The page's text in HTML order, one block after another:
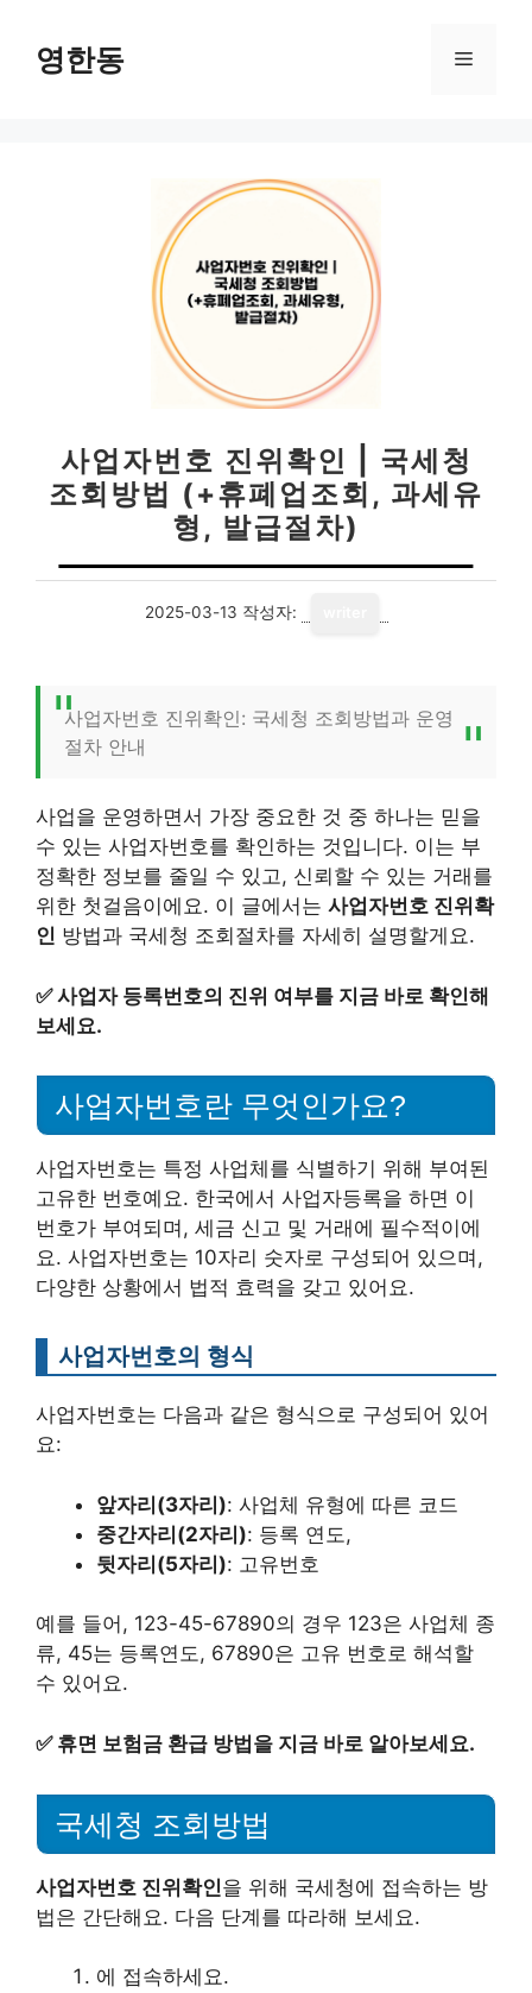
영한동 메
사업자번호 진위확인 | 국세청
조회방법 (+휴폐업조회, 과세유
형, 발급절차)
2025-03-13 작성자:
사업자번호 진위확인: 국세청 조회방법과 운영
절차 안내
사업을 운영하면서 가장 중요한 것 중 하나는 믿을
수 있는 사업자번호를 확인하는 것입니다. 이는 부
정확한 정보를 줄일 수 있고, 신뢰할 수 있는 거래를
위한 첫걸음이에요. 이 글에서는 사업자번호 진위확
인 방법과 국세청 조회절차를 자세히 설명할게요.
✅사업자 등록번호의 진위 여부를 지금 바로 확인해
보세요.
사업자번호란 무엇인가요?
사업자번호는 특정 사업체를 식별하기 위해 부여된
고유한 번호예요. 한국에서 사업자등록을 하면 이
번호가 부여되며, 세금 신고 및 거래에 필수적이에
요. 사업자번호는 10자리 숫자로 구성되어 있으며,
다양한 상황에서 법적 효력을 갖고 있어요.
사업자번호의 형식
사업자번호는 다음과 같은 형식으로 구성되어 있어
요:
앞자리(3자리): 사업체 유형에 따른 코드
중간자리(2자리): 등록 연도,
뒷자리(5자리): 고유번호
예를 들어, 123-45-67890의 경우 123은 사업체 종
류, 45는 등록연도, 67890은 고유 번호로 해석할
수 있어요.
✅ 휴면 보험금 환급 방법을 지금 바로 알아보세요.
국세청 조회방법
사업자번호 진위확인을 위해 국세청에 접속하는 방
법은 간단해요. 다음 단계를 따라해 보세요.
에 접속하세요.